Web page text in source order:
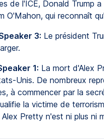
de l'ICE, Donald Trump
O'Mahon, qui reconnaît
3: Le président
1: La mort d'Alex
Unis. De nombreux
à commencer par la
la victime de
Pretty n'est ni plus ni